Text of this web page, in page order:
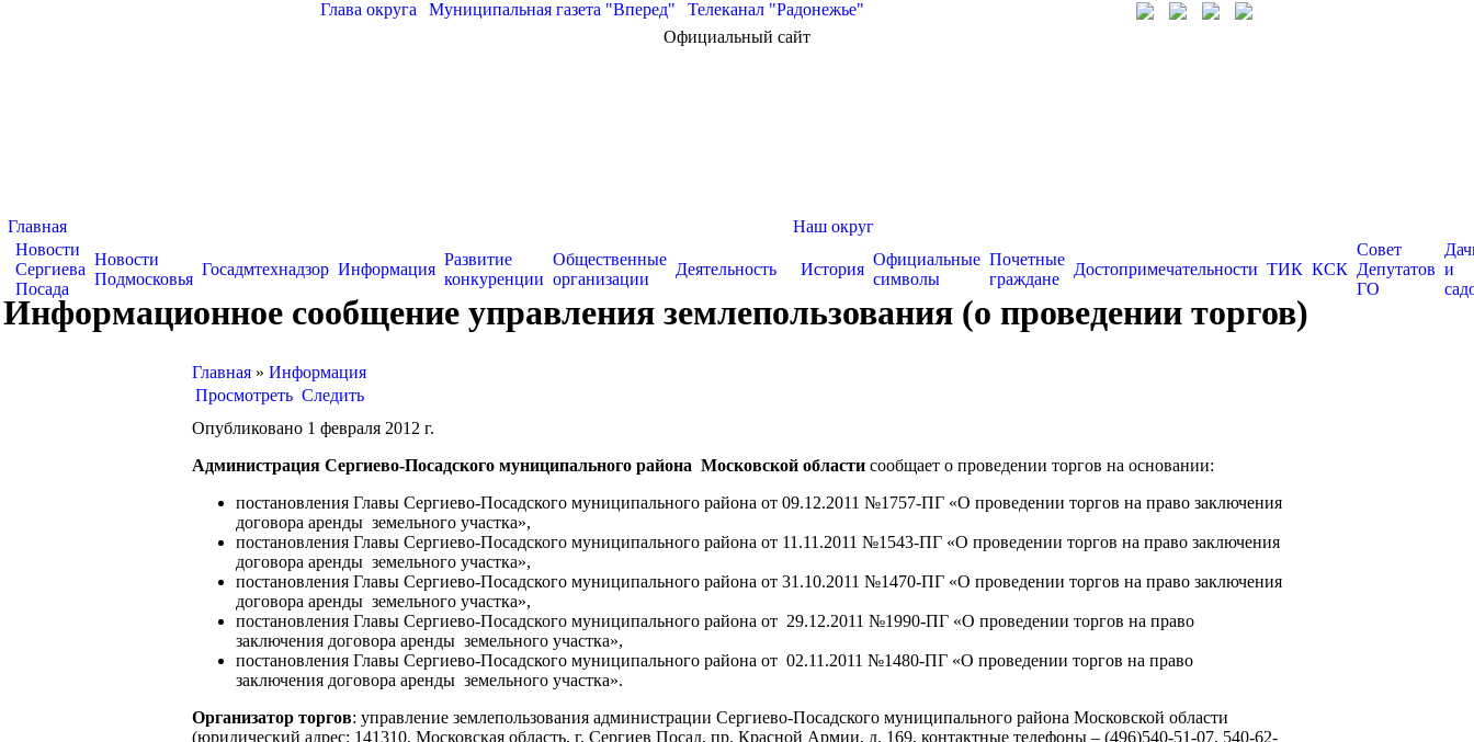
Глава округа Муниципальная газета "Вперед"
Телеканал "Радонежье"
Официальный сайт
Главная
Новости
Сергиева
Посада
Новости
Подмосковья
Госадмтехнадзор Информация
Развитие
конкуренции
Общественные
организации
Деятельность
Наш округ
История
Официальные
символы
Почетные
граждане
Достопримечательности ТИК КСК
Совет
Депутатов
ГО
и
Информационное сообщение управления землепользования (о проведении торгов)
Главная » Информация
Просмотреть Следить
Опубликовано 1 февраля 2012 г.
Администрация Сергиево-Посадского муниципального района Московской области сообщает о проведении торгов на основании:
постановления Главы Сергиево-Посадского муниципального района от 09.12.2011 №1757-ПГ «О проведении торгов на право заключения
договора аренды земельного участка»,
постановления Главы Сергиево-Посадского муниципального района от 11.11.2011 №1543-ПГ «О проведении торгов на право заключения
договора аренды земельного участка»,
постановления Главы Сергиево-Посадского муниципального района от 31.10.2011 №1470-ПГ «О проведении торгов на право заключения
договора аренды земельного участка»,
постановления Главы Сергиево-Посадского муниципального района от 29.12.2011 №1990-ПГ «О проведении торгов на право
заключения договора аренды земельного участка»,
постановления Главы Сергиево-Посадского муниципального района от 02.11.2011 №1480-ПГ «О проведении торгов на право
заключения договора аренды земельного участка».
Организатор торгов: управление землепользования администрации Сергиево-Посадского муниципального района Московской области
(юридический адрес: 141310, Московская область, г. Сергиев Посад, пр. Красной Армии, д. 169, контактные телефоны – (496)540-51-07, 540-62-